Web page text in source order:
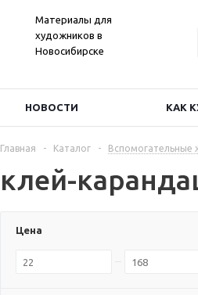
Материалы для
художников в
Новосибирске
НОВОСТИ КАК
Главная - Каталог - Вспомогательные
клей-
Цена